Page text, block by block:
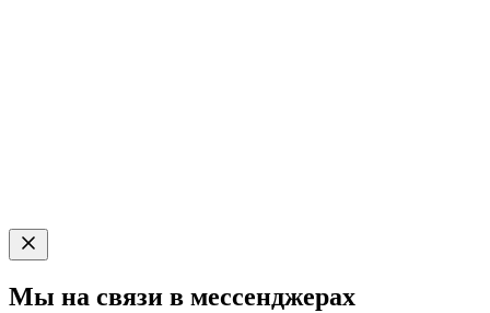
Мы на связи в мессенджерах